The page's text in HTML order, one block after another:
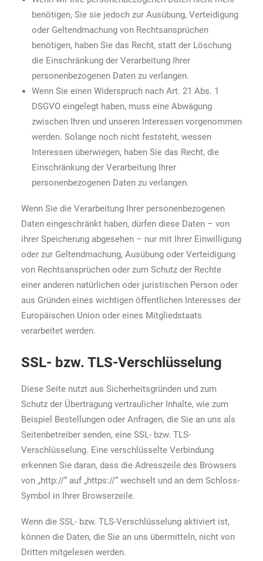
benötigen, Sie sie jedoch zur Ausübung, Verteidigung
oder Geltendmachung von Rechtsansprüchen
benötigen, haben Sie das Recht, statt der Löschung
die Einschränkung der Verarbeitung Ihrer
personenbezogenen Daten zu verlangen.
Wenn Sie einen Widerspruch nach Art. 21 Abs. 1
DSGVO eingelegt haben, muss eine Abwägung
zwischen Ihren und unseren Interessen vorgenommen
werden. Solange noch nicht feststeht, wessen
Interessen überwiegen, haben Sie das Recht, die
Einschränkung der Verarbeitung Ihrer
personenbezogenen Daten zu verlangen.
Wenn Sie die Verarbeitung Ihrer personenbezogenen
Daten eingeschränkt haben, dürfen diese Daten – von
ihrer Speicherung abgesehen – nur mit Ihrer Einwilligung
oder zur Geltendmachung, Ausübung oder Verteidigung
von Rechtsansprüchen oder zum Schutz der Rechte
einer anderen natürlichen oder juristischen Person oder
aus Gründen eines wichtigen öffentlichen Interesses der
Europäischen Union oder eines Mitgliedstaats
verarbeitet werden.
SSL- bzw. TLS-Verschlüsselung
Diese Seite nutzt aus Sicherheitsgründen und zum
Schutz der Übertragung vertraulicher Inhalte, wie zum
Beispiel Bestellungen oder Anfragen, die Sie an uns als
Seitenbetreiber senden, eine SSL- bzw. TLS-
Verschlüsselung. Eine verschlüsselte Verbindung
erkennen Sie daran, dass die Adresszeile des Browsers
von „http://“ auf „https://“ wechselt und an dem Schloss-
Symbol in Ihrer Browserzeile.
Wenn die SSL- bzw. TLS-Verschlüsselung aktiviert ist,
können die Daten, die Sie an uns übermitteln, nicht von
Dritten mitgelesen werden.